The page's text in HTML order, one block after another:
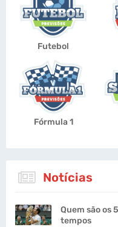
Futebol
Fórmula 1
Notícias
Quem são os
tempos